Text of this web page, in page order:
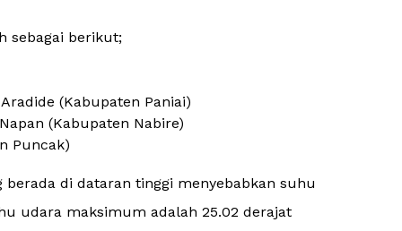
sebagai berikut;
(Kabupaten Paniai)
(Kabupaten Nabire)
Puncak)
di dataran tinggi menyebabkan suhu
udara maksimum adalah 25.02 derajat